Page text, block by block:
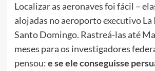
Localizar as aeronaves foi fácil –
alojadas no aeroporto executivo La
Santo Domingo. Rastreá-las até
meses para os investigadores
pensou:e se ele conseguisse